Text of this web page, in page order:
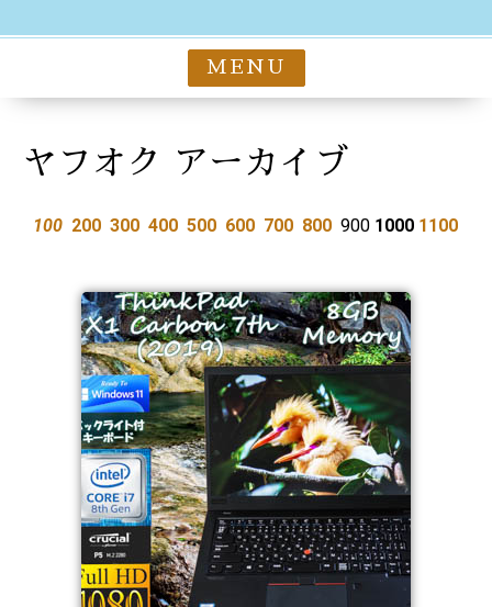
MENU
ヤフオク アーカイブ
100 200 300 400 500 600 700 800 900 1000 1100